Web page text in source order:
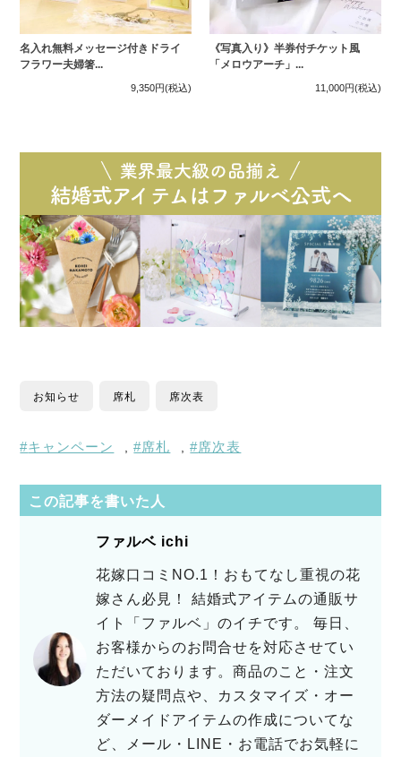
名入れ無料メッセージ付きドライ
フラワー夫婦箸...
9,350円(税込)
《写真入り》半券付チケット風
「メロウアーチ」...
11,000円(税込)
お知らせ 席札 席次表
キャンペーン , 席札 , 席次表
この記事を書いた人
ファルベ ichi
花嫁口コミNO.1！おもてなし重視の花
嫁さん必見！ 結婚式アイテムの通販サ
イト「ファルベ」のイチです。 毎日、
お客様からのお問合せを対応させてい
ただいております。商品のこと・注文
方法の疑問点や、カスタマイズ・オー
ダーメイドアイテムの作成についてな
ど、メール・LINE・お電話でお気軽に